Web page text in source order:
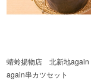
蜻蛉揚物店 北新地again
again串カツセット